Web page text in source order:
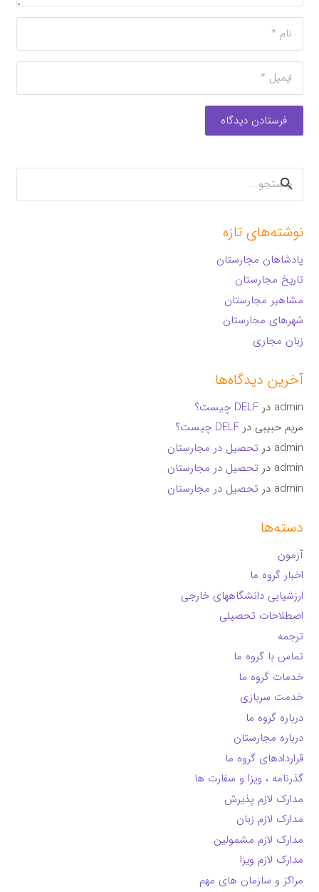
فرستادن دیدگاه
جستجو
برای:
نوشته‌های تازه
پادشاهان مجارستان
تاریخ مجارستان
مشاهیر مجارستان
شهرهای مجارستان
زبان مجاری
آخرین دیدگاه‌ها
admin درDELF چیست؟
مریم حبیبی درDELF چیست؟
admin در تحصیل در مجارستان
admin در تحصیل در مجارستان
admin در تحصیل در مجارستان
دسته‌ها
آزمون
اخبار گروه ما
ارزشیابی دانشگاههای خارجی
اصطلاحات تحصیلی
ترجمه
تماس با گروه ما
خدمات گروه ما
خدمت سربازی
درباره گروه ما
درباره مجارستان
قراردادهای گروه ما
گذرنامه ، ویزا و سفارت ها
مدارک لازم پذیرش
مدارک لازم زبان
مدارک لازم مشمولین
مدارک لازم ویزا
مراکز و سازمان های مهم